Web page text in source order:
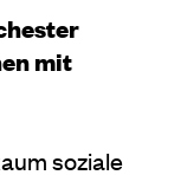
mit
soziale